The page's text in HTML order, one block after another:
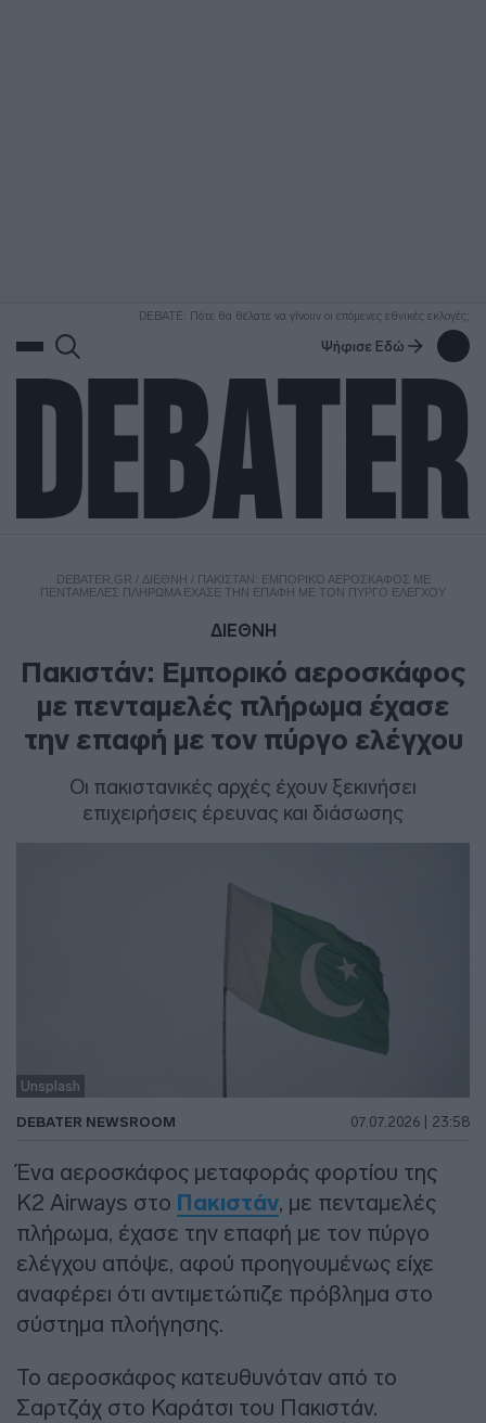
DEBATE: Πότε θα θέλατε να γίνουν οι επόμενες εθνικές εκλογές;
Ψήφισε Εδώ
DEBATER.GR / ΔΙΕΘΝΗ / ΠΑΚΙΣΤΆΝ: ΕΜΠΟΡΙΚΌ ΑΕΡΟΣΚΆΦΟΣ ΜΕ
ΠΕΝΤΑΜΕΛΈΣ ΠΛΉΡΩΜΑ ΈΧΑΣΕ ΤΗΝ ΕΠΑΦΉ ΜΕ ΤΟΝ ΠΎΡΓΟ ΕΛΈΓΧΟΥ
ΔΙΕΘΝΗ
Πακιστάν: Εμπορικό αεροσκάφος
με πενταμελές πλήρωμα έχασε
την επαφή με τον πύργο ελέγχου
Οι πακιστανικές αρχές έχουν ξεκινήσει
επιχειρήσεις έρευνας και διάσωσης
Unsplash
DEBATER NEWSROOM 07.07.2026 | 23:58
Ένα αεροσκάφος μεταφοράς φορτίου της
K2 Airways στο Πακιστάν, με πενταμελές
πλήρωμα, έχασε την επαφή με τον πύργο
ελέγχου απόψε, αφού προηγουμένως είχε
αναφέρει ότι αντιμετώπιζε πρόβλημα στο
σύστημα πλοήγησης.
Το αεροσκάφος κατευθυνόταν από το
Σαρτζάχ στο Καράτσι του Πακιστάν.